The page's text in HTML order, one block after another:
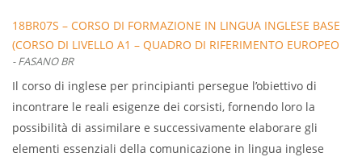
18BR07S – CORSO DI FORMAZIONE IN LINGUA INGLESE BASE
(CORSO DI LIVELLO A1 – QUADRO DI RIFERIMENTO EUROPEO
DELLE LINGUE)
- FASANO BR
Il corso di inglese per principianti persegue l’obiettivo di
incontrare le reali esigenze dei corsisti, fornendo loro la
possibilità di assimilare e successivamente elaborare gli
elementi essenziali della comunicazione in lingua inglese